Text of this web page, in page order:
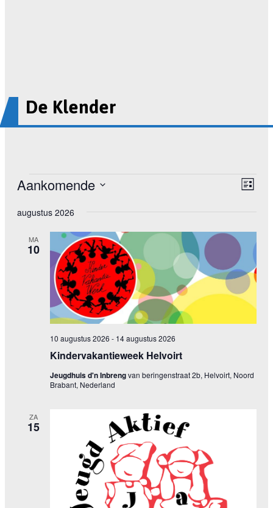
De Klender